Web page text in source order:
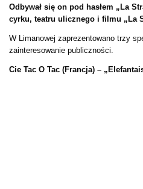
Odbywał się on pod hasłem „La
cyrku, teatru ulicznego i filmu „La
W Limanowej zaprezentowano trzy
zainteresowanie publiczności.
Cie Tac O Tac (Francja) –